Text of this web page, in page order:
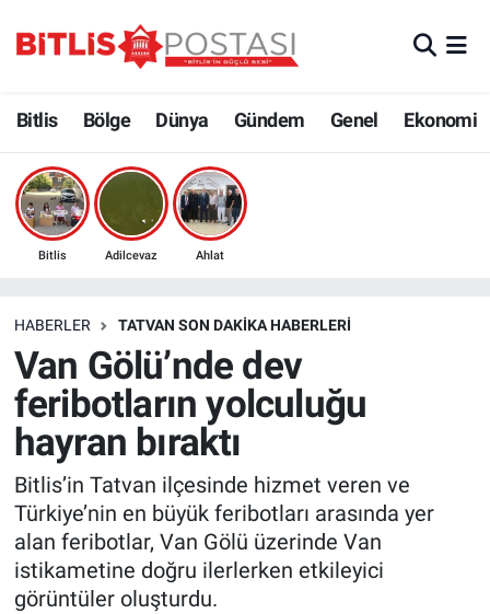
Bitlis Bölge Dünya Gündem Genel Ekonomi
Bitlis Adilcevaz Ahlat
HABERLER TATVAN SON DAKIKA HABERLERI
Van Gölü’nde dev
feribotların yolculuğu
hayran bıraktı
Bitlis’in Tatvan ilçesinde hizmet veren ve
Türkiye’nin en büyük feribotları arasında yer
alan feribotlar, Van Gölü üzerinde Van
istikametine doğru ilerlerken etkileyici
görüntüler oluşturdu.
Bölge
Çevre
Eğitim
Ekonomi
Genel
Gündem
Kültür-Sanat
Bitlis Trafik Yoğunluk Haritası
Süper Lig Puan Durumu ve Fikstür
Son Dakika Haberleri
Haber Arşivi